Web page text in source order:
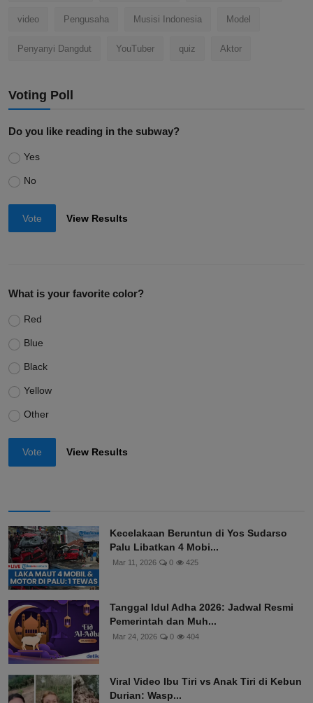
video Pengusaha Musisi Indonesia Model
Penyanyi Dangdut YouTuber quiz Aktor
Voting Poll
Do you like reading in the subway?
Yes
No
Vote View Results
What is your favorite color?
Red
Blue
Black
Yellow
Other
Vote View Results
Kecelakaan Beruntun di Yos Sudarso
Palu Libatkan 4 Mobi...
Mar 11, 2026 0 425
Tanggal Idul Adha 2026: Jadwal Resmi
Pemerintah dan Muh...
Mar 24, 2026 0 404
Viral Video Ibu Tiri vs Anak Tiri di Kebun
Durian: Wasp...